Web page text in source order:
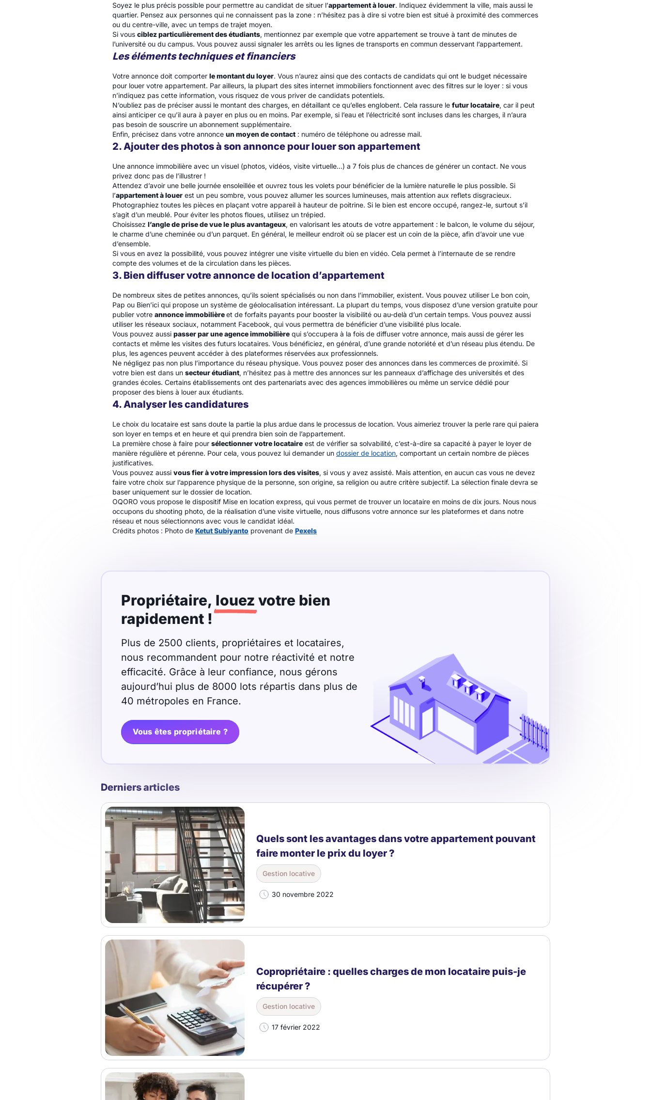
Soyez le plus précis possible pour permettre au candidat de situer l’appartement à louer. Indiquez évidemment la ville, mais aussi le
quartier. Pensez aux personnes qui ne connaissent pas la zone : n’hésitez pas à dire si votre bien est situé à proximité des commerces
ou du centre-ville, avec un temps de trajet moyen.
Si vous ciblez particulièrement des étudiants, mentionnez par exemple que votre appartement se trouve à tant de minutes de
l’université ou du campus. Vous pouvez aussi signaler les arrêts ou les lignes de transports en commun desservant l’appartement.
Les éléments techniques et financiers
Votre annonce doit comporter le montant du loyer. Vous n’aurez ainsi que des contacts de candidats qui ont le budget nécessaire
pour louer votre appartement. Par ailleurs, la plupart des sites internet immobiliers fonctionnent avec des filtres sur le loyer : si vous
n’indiquez pas cette information, vous risquez de vous priver de candidats potentiels.
N’oubliez pas de préciser aussi le montant des charges, en détaillant ce qu’elles englobent. Cela rassure le futur locataire, car il peut
ainsi anticiper ce qu’il aura à payer en plus ou en moins. Par exemple, si l’eau et l’électricité sont incluses dans les charges, il n’aura
pas besoin de souscrire un abonnement supplémentaire.
Enfin, précisez dans votre annonce un moyen de contact : numéro de téléphone ou adresse mail.
2. Ajouter des photos à son annonce pour louer son appartement
Une annonce immobilière avec un visuel (photos, vidéos, visite virtuelle…) a 7 fois plus de chances de générer un contact. Ne vous
privez donc pas de l’illustrer !
Attendez d’avoir une belle journée ensoleillée et ouvrez tous les volets pour bénéficier de la lumière naturelle le plus possible. Si
l’appartement à louer est un peu sombre, vous pouvez allumer les sources lumineuses, mais attention aux reflets disgracieux.
Photographiez toutes les pièces en plaçant votre appareil à hauteur de poitrine. Si le bien est encore occupé, rangez-le, surtout s’il
s’agit d’un meublé. Pour éviter les photos floues, utilisez un trépied.
Choisissez l’angle de prise de vue le plus avantageux, en valorisant les atouts de votre appartement : le balcon, le volume du séjour,
le charme d’une cheminée ou d’un parquet. En général, le meilleur endroit où se placer est un coin de la pièce, afin d’avoir une vue
d’ensemble.
Si vous en avez la possibilité, vous pouvez intégrer une visite virtuelle du bien en vidéo. Cela permet à l’internaute de se rendre
compte des volumes et de la circulation dans les pièces.
3. Bien diffuser votre annonce de location d’appartement
De nombreux sites de petites annonces, qu’ils soient spécialisés ou non dans l’immobilier, existent. Vous pouvez utiliser Le bon coin,
Pap ou Bien’ici qui propose un système de géolocalisation intéressant. La plupart du temps, vous disposez d’une version gratuite pour
publier votre annonce immobilièreet de forfaits payants pour booster la visibilité ou au-delà d’un certain temps. Vous pouvez aussi
utiliser les réseaux sociaux, notamment Facebook, qui vous permettra de bénéficier d’une visibilité plus locale.
Vous pouvez aussi passer par une agence immobilière qui s’occupera à la fois de diffuser votre annonce, mais aussi de gérer les
contacts et même les visites des futurs locataires. Vous bénéficiez, en général, d’une grande notoriété et d’un réseau plus étendu. De
plus, les agences peuvent accéder à des plateformes réservées aux professionnels.
Ne négligez pas non plus l’importance du réseau physique. Vous pouvez poser des annonces dans les commerces de proximité. Si
votre bien est dans un secteur étudiant, n’hésitez pas à mettre des annonces sur les panneaux d’affichage des universités et des
grandes écoles. Certains établissements ont des partenariats avec des agences immobilières ou même un service dédié pour
proposer des biens à louer aux étudiants.
4. Analyser les candidatures
Le choix du locataire est sans doute la partie la plus ardue dans le processus de location. Vous aimeriez trouver la perle rare qui paiera
son loyer en temps et en heure et qui prendra bien soin de l’appartement.
La première chose à faire pour sélectionner votre locataire est de vérifier sa solvabilité, c’est-à-dire sa capacité à payer le loyer de
manière régulière et pérenne. Pour cela, vous pouvez lui demander un dossier de location, comportant un certain nombre de pièces
justificatives.
Vous pouvez aussi vous fier à votre impression lors des visites, si vous y avez assisté. Mais attention, en aucun cas vous ne devez
faire votre choix sur l’apparence physique de la personne, son origine, sa religion ou autre critère subjectif. La sélection finale devra se
baser uniquement sur le dossier de location.
OQORO vous propose le dispositif Mise en location express, qui vous permet de trouver un locataire en moins de dix jours. Nous nous
occupons du shooting photo, de la réalisation d’une visite virtuelle, nous diffusons votre annonce sur les plateformes et dans notre
réseau et nous sélectionnons avec vous le candidat idéal.
Crédits photos : Photo de Ketut Subiyanto provenant de Pexels
Propriétaire, louez votre bien
rapidement !
Plus de 2500 clients, propriétaires et locataires,
nous recommandent pour notre réactivité et notre
efficacité. Grâce à leur confiance, nous gérons
aujourd’hui plus de 8000 lots répartis dans plus de
40 métropoles en France.
Vous êtes propriétaire ?
Derniers articles
Quels sont les avantages dans votre appartement pouvant
faire monter le prix du loyer ?
Gestion locative
30 novembre 2022
Copropriétaire : quelles charges de mon locataire puis-je
récupérer ?
Gestion locative
17 février 2022